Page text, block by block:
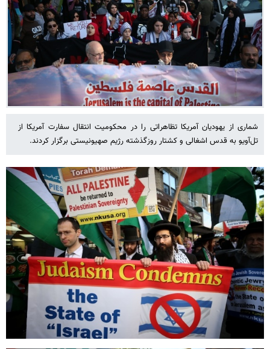
شماری از یهودیان آمریکا تظاهراتی را در محکومیت انتقال سفارت آمریکا از
تل‌آویو به قدس اشغالی و کشتار روزگذشته رژیم صهیونیستی برگزار کردند.